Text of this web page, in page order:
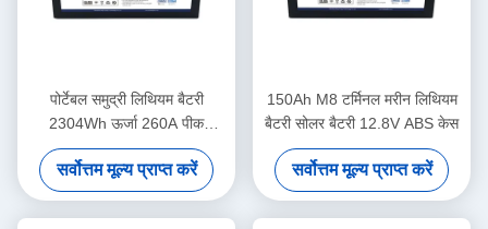
पोर्टेबल समुद्री लिथियम बैटरी
2304Wh ऊर्जा 260A पीक
डिस्चार्ज 12.8V180Ah
सर्वोत्तम मूल्य प्राप्त करें
150Ah M8 टर्मिनल मरीन लिथियम
बैटरी सोलर बैटरी 12.8V ABS केस
सर्वोत्तम मूल्य प्राप्त करें